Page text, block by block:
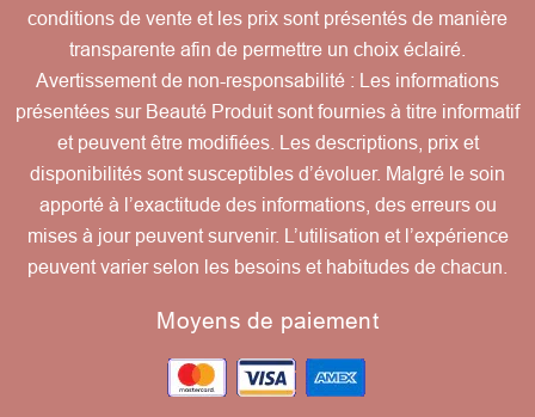
conditions de vente et les prix sont présentés de manière
transparente afin de permettre un choix éclairé.
Avertissement de non-responsabilité : Les informations
présentées sur Beauté Produit sont fournies à titre informatif
et peuvent être modifiées. Les descriptions, prix et
disponibilités sont susceptibles d’évoluer. Malgré le soin
apporté à l’exactitude des informations, des erreurs ou
mises à jour peuvent survenir. L’utilisation et l’expérience
peuvent varier selon les besoins et habitudes de chacun.
Moyens de paiement